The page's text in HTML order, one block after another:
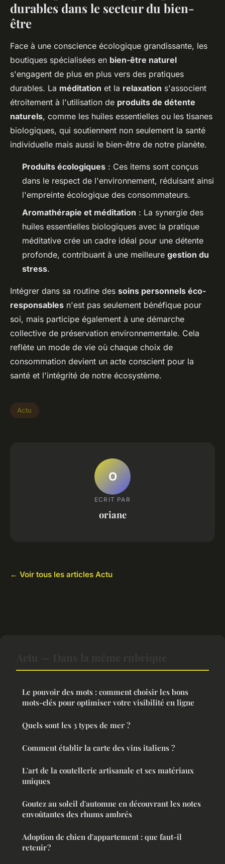
durables dans le secteur du bien-
être
Face à une conscience écologique grandissante, les
boutiques spécialisées en bien-être naturel
s'engagent de plus en plus vers des pratiques
durables. La méditation et la relaxation s'associent
étroitement à l'utilisation de produits de détente
naturels, comme les huiles essentielles ou les tisanes
biologiques, qui soutiennent non seulement la santé
individuelle mais aussi le bien-être de notre planète.
Produits écologiques : Ces items sont conçus
dans le respect de l'environnement, réduisant ainsi
l'empreinte écologique des consommateurs.
Aromathérapie et méditation : La synergie des
huiles essentielles biologiques avec la pratique
méditative crée un cadre idéal pour une détente
profonde, contribuant à une meilleure gestion du
stress.
Intégrer dans sa routine des soins personnels éco-
responsables n'est pas seulement bénéfique pour
soi, mais participe également à une démarche
collective de préservation environnementale. Cela
reflète un mode de vie où chaque choix de
consommation devient un acte conscient pour la
santé et l'intégrité de notre écosystème.
Actu
O
ECRIT PAR
oriane
← Voir tous les articles Actu
Le pouvoir des mots : comment choisir les bons
mots-clés pour optimiser votre visibilité en ligne
Quels sont les 3 types de mer ?
Comment établir la carte des vins italiens ?
L'art de la coutellerie artisanale et ses matériaux
uniques
Goutez au soleil d'automne en découvrant les notes
envoûtantes des rhums ambrés
Adoption de chien d'appartement : que faut-il
retenir ?